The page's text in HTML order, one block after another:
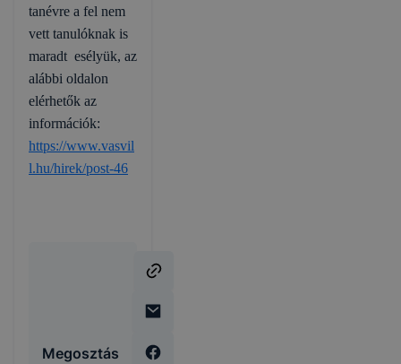
tanévre a fel nem
vett tanulóknak is
maradt esélyük, az
alábbi oldalon
elérhetők az
információk:
https://www.vasvil
l.hu/hirek/post-46
Megosztás